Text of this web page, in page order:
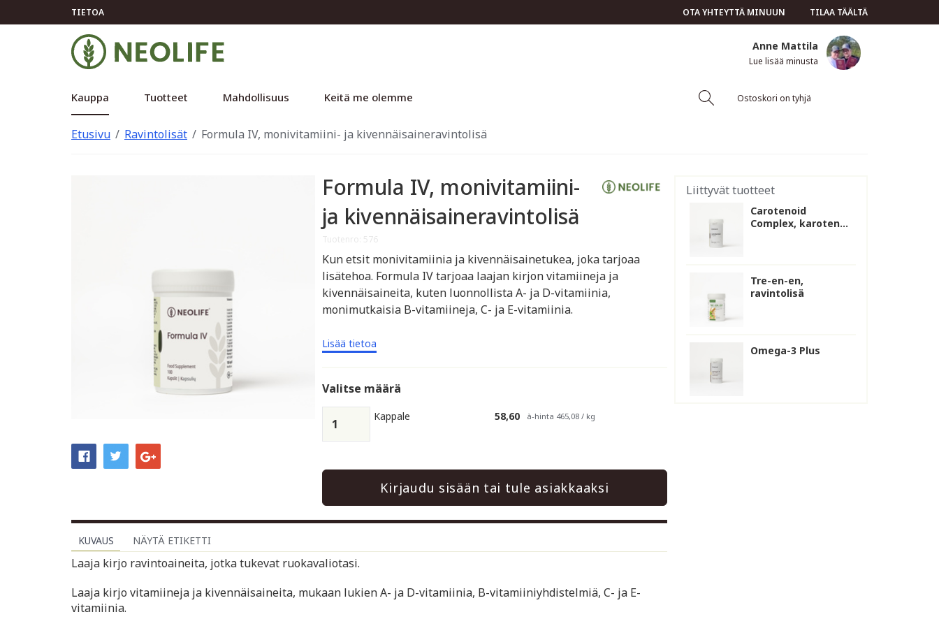
TILAA TÄÄLTÄ
OTA YHTEYTTÄ MINUUN
TIETOA
Anne Mattila
Lue lisää minusta
Ostoskori on tyhjä
Kauppa Tuotteet Mahdollisuus Keitä me olemme
Etusivu Ravintolisät Formula IV, monivitamiini- ja kivennäisaineravintolisä
Formula IV, monivitamiini-
ja kivennäisaineravintolisä
Kun etsit monivitamiinia ja kivennäisainetukea, joka tarjoaa
lisätehoa. Formula IV tarjoaa laajan kirjon vitamiineja ja
kivennäisaineita, kuten luonnollista A- ja D-vitamiinia,
monimutkaisia B-vitamiineja, C- ja E-vitamiinia.
Lisää tietoa
Valitse määrä
Kappale 58,60 à-hinta 465,08 / kg
Kirjaudu sisään tai tule asiakkaaksi
KUVAUS NÄYTÄ ETIKETTI
Laaja kirjo ravintoaineita, jotka tukevat ruokavaliotasi.
Laaja kirjo vitamiineja ja kivennäisaineita, mukaan lukien A- ja D-vitamiinia, B-vitamiiniyhdistelmiä, C- ja E-
vitamiinia.
Liittyvät tuotteet
Carotenoid
Complex, karoten...
Tre-en-en,
ravintolisä
Omega-3 Plus